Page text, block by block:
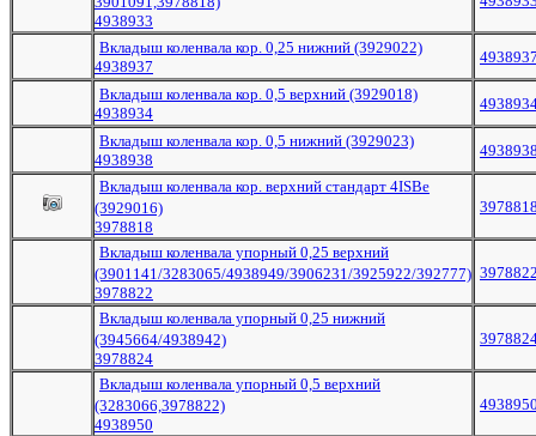
4938933
Вкладыш коленвала кор. 0,25 нижний (3929022)
4938937
Вкладыш коленвала кор. 0,5 верхний (3929018)
4938934
Вкладыш коленвала кор. 0,5 нижний (3929023)
4938938
Вкладыш коленвала кор. верхний стандарт 4ISBe
(3929016)
3978818
Вкладыш коленвала упорный 0,25 верхний
(3901141/3283065/4938949/3906231/3925922/392777)
3978822
Вкладыш коленвала упорный 0,25 нижний
(3945664/4938942)
3978824
Вкладыш коленвала упорный 0,5 верхний
(3283066,3978822)
4938950